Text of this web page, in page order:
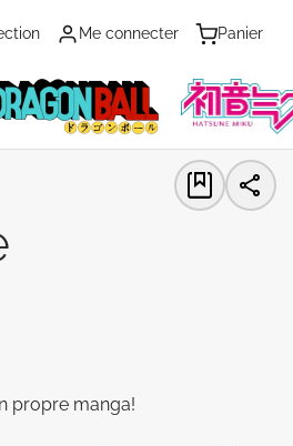
Me connecter Panier
propre manga!